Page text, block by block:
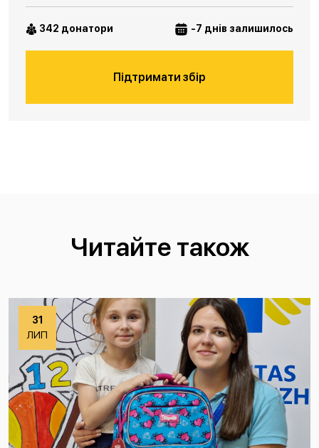
342 донатори -7 днів залишилось
Підтримати збір
Читайте також
31
ЛИП